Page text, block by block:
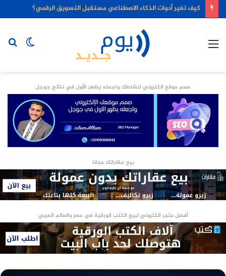
كيف تغير أدوات الذكاء الاصطناعي مستقبل التسويق الرقمي؟
الوضع
صمم موقع الكتروني لنشاطك واجعله يظهر الأول في نتائج جوجل
بيع عقاراتك مجانا
أفضل متجر الكتروني لبيع الكتب الورقية في مصر والعالم العربي